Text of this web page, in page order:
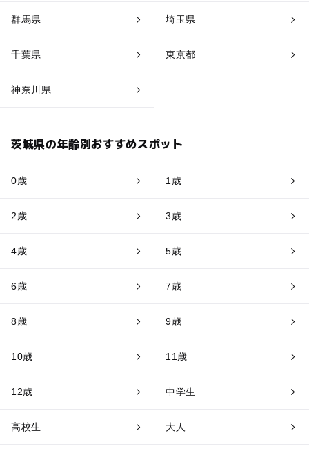
群馬県 埼玉県
千葉県 東京都
神奈川県
茨城県の年齢別おすすめスポット
0歳 1歳
2歳 3歳
4歳 5歳
6歳 7歳
8歳 9歳
10歳 11歳
12歳 中学生
高校生 大人